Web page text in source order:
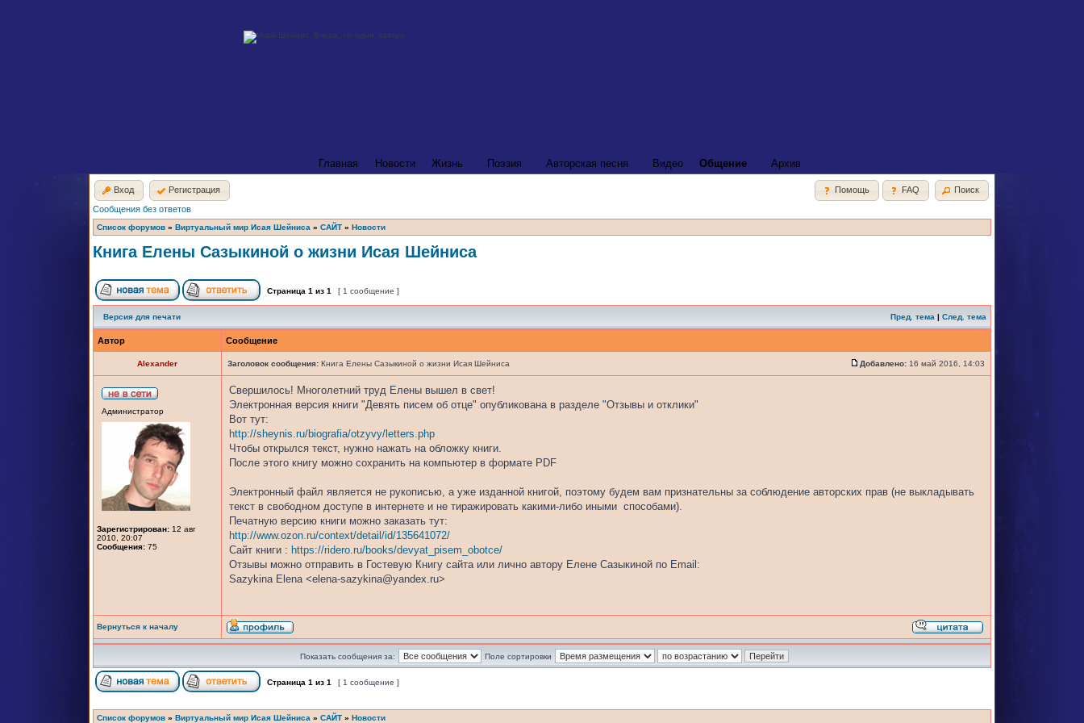
Главная Новости Жизнь Поэзия Авторская песня Видео Общение Архив
Вход Регистрация Помощь FAQ
Поиск
Сообщения без ответов
Список форумов » Виртуальный мир Исая Шейниса » САЙТ » Новости
Книга Елены Сазыкиной о жизни Исая Шейниса
Страница 1 из 1 [ 1 сообщение ]
Версия для печати Пред. тема | След. тема
Автор Сообщение
Alexander Заголовок сообщения: Книга Елены Сазыкиной о жизни Исая Шейниса Добавлено: 16 май 2016, 14:03
Администратор
Зарегистрирован: 12 авг
2010, 20:07
Сообщения: 75
Свершилось! Многолетний труд Елены вышел в свет!
Электронная версия книги "Девять писем об отце" опубликована в разделе "Отзывы и отклики"
Вот тут:
http://sheynis.ru/biografia/otzyvy/letters.php
Чтобы открылся текст, нужно нажать на обложку книги.
После этого книгу можно сохранить на компьютер в формате PDF
Электронный файл является не рукописью, а уже изданной книгой, поэтому будем вам признательны за соблюдение авторских прав (не выкладывать
текст в свободном доступе в интернете и не тиражировать какими-либо иными способами).
Печатную версию книги можно заказать тут:
http://www.ozon.ru/context/detail/id/135641072/
Сайт книги : https://ridero.ru/books/devyat_pisem_obotce/
Отзывы можно отправить в Гостевую Книгу сайта или лично автору Елене Сазыкиной по Email:
Sazykina Elena <elena-sazykina@yandex.ru>
Вернуться к началу
Показать сообщения за: Поле сортировки
Страница 1 из 1 [ 1 сообщение ]
Список форумов » Виртуальный мир Исая Шейниса » САЙТ » Новости